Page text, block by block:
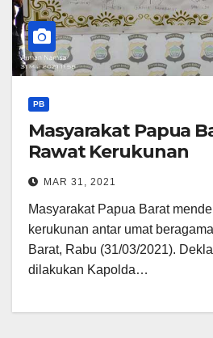
PB
Masyarakat Papua
Rawat Kerukunan
MAR 31, 2021
Masyarakat Papua Barat
kerukunan antar umat
Barat, Rabu (31/03/2021).
dilakukan Kapolda…